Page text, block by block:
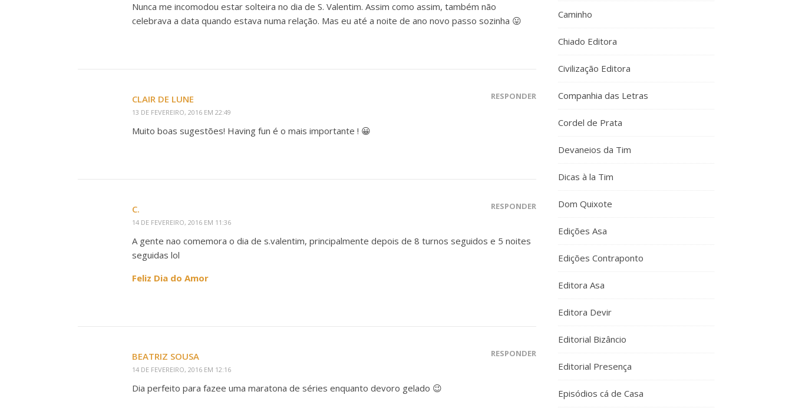
Nunca me incomodou estar solteira no dia de S. Valentim. Assim como assim, também não
celebrava a data quando estava numa relação. Mas eu até a noite de ano novo passo sozinha 😛
CLAIR DE LUNE
13 DE FEVEREIRO, 2016 EM 22:49
RESPONDER
Muito boas sugestões! Having fun é o mais importante ! 😀
C.
14 DE FEVEREIRO, 2016 EM 11:36
RESPONDER
A gente nao comemora o dia de s.valentim, principalmente depois de 8 turnos seguidos e 5 noites
seguidas lol
Feliz Dia do Amor
BEATRIZ SOUSA
14 DE FEVEREIRO, 2016 EM 12:16
RESPONDER
Dia perfeito para fazee uma maratona de séries enquanto devoro gelado 😉
Caminho
Chiado Editora
Civilização Editora
Companhia das Letras
Cordel de Prata
Devaneios da Tim
Dicas à la Tim
Dom Quixote
Edições Asa
Edições Contraponto
Editora Asa
Editora Devir
Editorial Bizâncio
Editorial Presença
Episódios cá de Casa